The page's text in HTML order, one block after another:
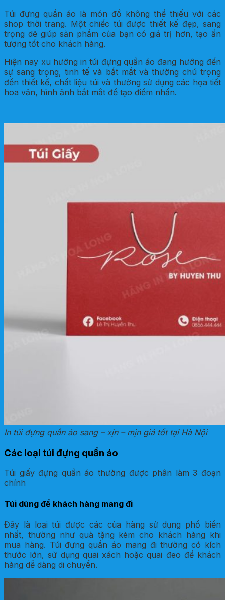
Túi đựng quần áo là món đồ không thể thiếu với các
shop thời trang. Một chiếc túi được thiết kế đẹp, sang
trọng dẽ giúp sản phẩm của bạn có giá trị hơn, tạo ấn
tượng tốt cho khách hàng.
Hiện nay xu hướng in túi đựng quần áo đang hướng đến
sự sang trọng, tinh tế và bắt mắt và thường chú trọng
đến thiết kế, chất liệu túi và thường sử dụng các họa tiết
hoa văn, hình ảnh bắt mắt để tạo điểm nhấn.
In túi đựng quần áo sang – xịn – mịn giá tốt tại Hà Nội
Các loại túi đựng quần áo
Túi giấy đựng quần áo thường được phân làm 3 đoạn
chính
Túi dùng để khách hàng mang đi
Đây là loại túi được các của hàng sử dụng phổ biến
nhất, thường như quà tặng kèm cho khách hàng khi
mua hàng. Túi đựng quần áo mang đi thường có kích
thước lớn, sử dụng quai xách hoặc quai đeo để khách
hàng dễ dàng di chuyển.